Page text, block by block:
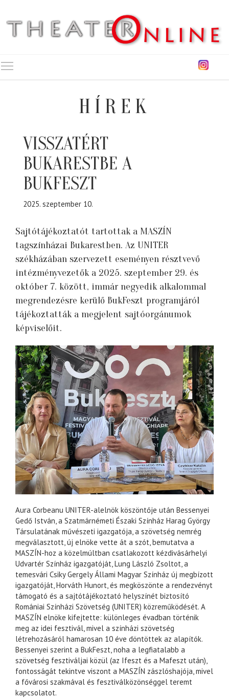
HÍREK
VISSZATÉRT
BUKARESTBE A
BUKFESZT
2025. szeptember 10.
Sajtótájékoztatót tartottak a MASZÍN
tagszínházai Bukarestben. Az UNITER
székházában szervezett eseményen résztvevő
intézményvezetők a 2025. szeptember 29. és
október 7. között, immár negyedik alkalommal
megrendezésre kerülő BukFeszt programjáról
tájékoztatták a megjelent sajtóorgánumok
képviselőit.
Aura Corbeanu UNITER-alelnök köszöntője után Bessenyei
Gedő István, a Szatmárnémeti Északi Színház Harag György
Társulatának művészeti igazgatója, a szövetség nemrég
megválasztott, új elnöke vette át a szót, bemutatva a
MASZÍN-hoz a közelmúltban csatlakozott kézdivásárhelyi
Udvartér Színház igazgatóját, Lung László Zsoltot, a
temesvári Csiky Gergely Állami Magyar Színház új megbízott
igazgatóját, Horváth Hunort, és megköszönte a rendezvényt
támogató és a sajtótájékoztató helyszínét biztosító
Romániai Színházi Szövetség (UNITER) közreműködését. A
MASZÍN elnöke kifejtette: különleges évadban történik
meg az idei fesztivál, mivel a színházi szövetség
létrehozásáról hamarosan 10 éve döntöttek az alapítók.
Bessenyei szerint a BukFeszt, noha a legfiatalabb a
szövetség fesztiváljai közül (az Ifeszt és a Mafeszt után),
fontosságát tekintve viszont a MASZÍN zászlóshajója, mivel
a fővárosi szakmával és fesztiválközönséggel teremt
kapcsolatot.